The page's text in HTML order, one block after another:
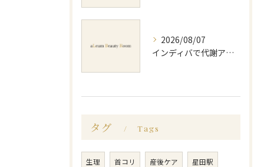
2026/08/07
インディバで代謝アップ体験効果とビフォーアフター徹底解説
タグ Tags
生理 首コリ 産後ケア 星田駅